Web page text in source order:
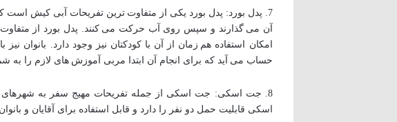
7. پدل بورد: پدل بورد یکی از متفاوت ترین تفریحات آبی کیش است
آن می گذارند و سپس روی آب حرکت می کنند. پدل بورد از
امکان استفاده هم زمان از آن با کودکتان نیز وجود دارد. بانوان
حساب می آید که برای انجام آن ابتدا مربی آموزش های لازم را
8. جت اسکی: جت اسکی از جمله تفریحات مهیج سفر به
اسکی قابلیت حمل دو نفر را دارد و قابل استفاده برای آقایان و بانوان است؛ گرچه افراد بالای